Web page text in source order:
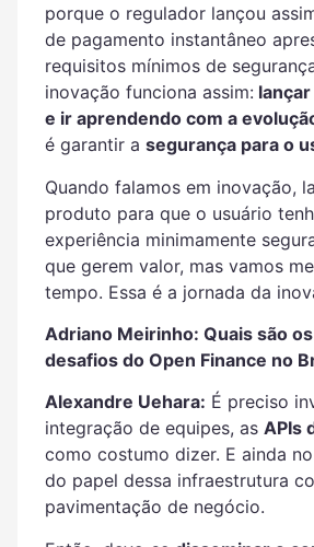
porque o regulador lançou
de pagamento instantâneo
requisitos mínimos de
inovação funciona assim:
e ir aprendendo com a
é garantir a segurança para o
Quando falamos em inovação,
produto para que o usuário
experiência minimamente
que gerem valor, mas vamos
tempo. Essa é a jornada da
Adriano Meirinho: Quais são
desafios do Open Finance no
Alexandre Uehara: É preciso
integração de equipes, as APIs
como costumo dizer. E ainda
do papel dessa infraestrutura
pavimentação de negócio.